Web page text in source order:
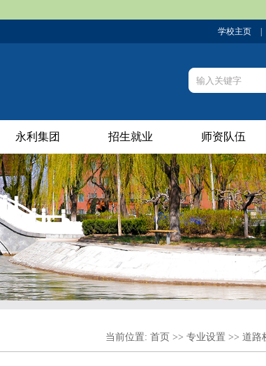
学校主页
永利集团 招生就业 师资队伍
当前位置: 首页 >> 专业设置 >> 道路